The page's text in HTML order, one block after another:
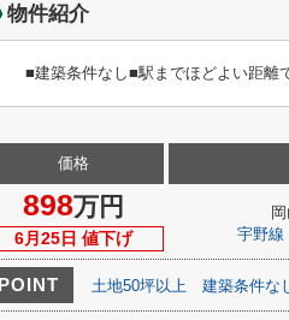
物件紹介
■建築条件なし■駅までほどよい距離
価格
898万円
6月25日 値下げ
宇野線
POINT 土地50坪以上 建築条件な